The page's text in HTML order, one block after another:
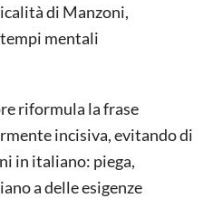
di Manzoni,
mentali
riformula la frase
incisiva, evitando di
in italiano: piega,
a delle esigenze